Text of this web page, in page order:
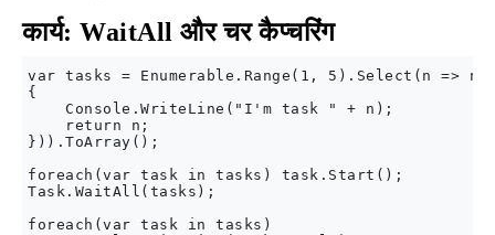
कार्य: WaitAll और चर कैप्चरिंग
var tasks = Enumerable.Range(1, 5).Select(n =>
{
    Console.WriteLine("I'm task " + n);
    return n;
})).ToArray();
foreach(var task in tasks) task.Start();
Task.WaitAll(tasks);
foreach(var task in tasks)